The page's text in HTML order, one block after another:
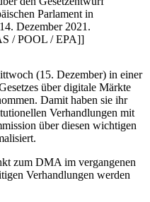
Parlament in
Dezember 2021.
/ POOL / EPA]]
(15. Dezember) in einer
über digitale Märkte
Damit haben sie ihr
Verhandlungen mit
über diesen wichtigen
zum DMA im vergangenen
Verhandlungen werden